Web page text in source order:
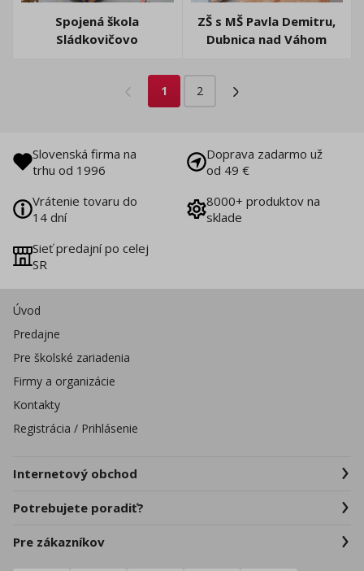
Spojená škola
Sládkovičovo
ZŠ s MŠ Pavla Demitru,
Dubnica nad Váhom
1 2
Slovenská firma na
trhu od 1996
Doprava zadarmo už
od 49 €
Vrátenie tovaru do
14 dní
8000+ produktov na
sklade
Sieť predajní po celej
SR
Úvod
Predajne
Pre školské zariadenia
Firmy a organizácie
Kontakty
Registrácia / Prihlásenie
Internetový obchod
Potrebujete poradiť?
Pre zákazníkov